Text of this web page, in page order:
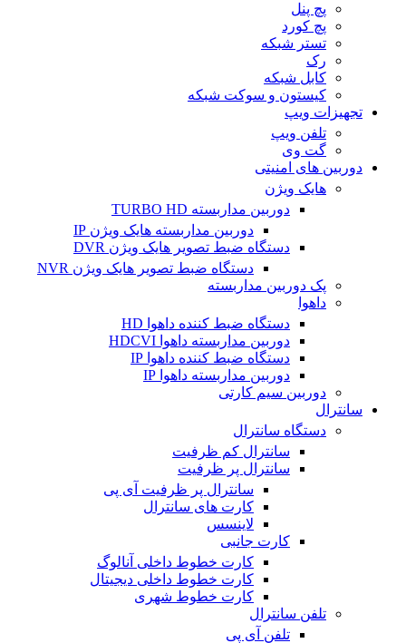
پچ پنل
پچ کورد
تستر شبکه
رک
کابل شبکه
کیستون و سوکت شبکه
تجهیزات ویپ
تلفن ویپ
گت وی
دوربین های امنیتی
هایک ویژن
دوربین مداربسته TURBO HD
دوربین مداربسته هایک ویژن IP
دستگاه ضبط تصویر هایک ویژن DVR
دستگاه ضبط تصویر هایک ویژن NVR
پک دوربین مداربسته
داهوا
دستگاه ضبط کننده داهوا HD
دوربین مداربسته داهوا HDCVI
دستگاه ضبط کننده داهوا IP
دوربین مداربسته داهوا IP
دوربین سیم کارتی
سانترال
دستگاه سانترال
سانترال کم ظرفیت
سانترال پر ظرفیت
سانترال پر ظرفیت آی پی
کارت های سانترال
لاینسس
کارت جانبی
کارت خطوط داخلی آنالوگ
کارت خطوط داخلی دیجیتال
کارت خطوط شهری
تلفن سانترال
تلفن آی پی